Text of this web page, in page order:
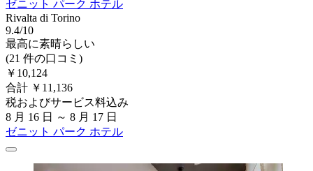
ゼニット パーク ホテル
Rivalta di Torino
9.4/10
最高に素晴らしい
(21 件の口コミ)
￥10,124
合計 ￥11,136
税およびサービス料込み
8 月 16 日 ～ 8 月 17 日
ゼニット パーク ホテル